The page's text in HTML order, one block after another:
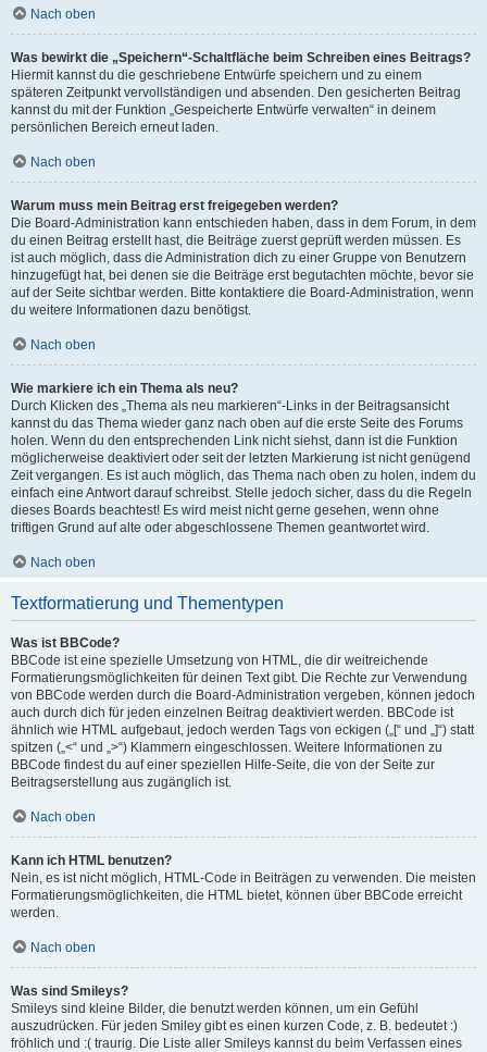
Nach oben
Was bewirkt die „Speichern“-Schaltfläche beim Schreiben eines Beitrags?
Hiermit kannst du die geschriebene Entwürfe speichern und zu einem
späteren Zeitpunkt vervollständigen und absenden. Den gesicherten Beitrag
kannst du mit der Funktion „Gespeicherte Entwürfe verwalten“ in deinem
persönlichen Bereich erneut laden.
Nach oben
Warum muss mein Beitrag erst freigegeben werden?
Die Board-Administration kann entschieden haben, dass in dem Forum, in dem
du einen Beitrag erstellt hast, die Beiträge zuerst geprüft werden müssen. Es
ist auch möglich, dass die Administration dich zu einer Gruppe von Benutzern
hinzugefügt hat, bei denen sie die Beiträge erst begutachten möchte, bevor sie
auf der Seite sichtbar werden. Bitte kontaktiere die Board-Administration, wenn
du weitere Informationen dazu benötigst.
Nach oben
Wie markiere ich ein Thema als neu?
Durch Klicken des „Thema als neu markieren“-Links in der Beitragsansicht
kannst du das Thema wieder ganz nach oben auf die erste Seite des Forums
holen. Wenn du den entsprechenden Link nicht siehst, dann ist die Funktion
möglicherweise deaktiviert oder seit der letzten Markierung ist nicht genügend
Zeit vergangen. Es ist auch möglich, das Thema nach oben zu holen, indem du
einfach eine Antwort darauf schreibst. Stelle jedoch sicher, dass du die Regeln
dieses Boards beachtest! Es wird meist nicht gerne gesehen, wenn ohne
triftigen Grund auf alte oder abgeschlossene Themen geantwortet wird.
Nach oben
Textformatierung und Thementypen
Was ist BBCode?
BBCode ist eine spezielle Umsetzung von HTML, die dir weitreichende
Formatierungsmöglichkeiten für deinen Text gibt. Die Rechte zur Verwendung
von BBCode werden durch die Board-Administration vergeben, können jedoch
auch durch dich für jeden einzelnen Beitrag deaktiviert werden. BBCode ist
ähnlich wie HTML aufgebaut, jedoch werden Tags von eckigen („[“ und „]“) statt
spitzen („<“ und „>“) Klammern eingeschlossen. Weitere Informationen zu
BBCode findest du auf einer speziellen Hilfe-Seite, die von der Seite zur
Beitragserstellung aus zugänglich ist.
Nach oben
Kann ich HTML benutzen?
Nein, es ist nicht möglich, HTML-Code in Beiträgen zu verwenden. Die meisten
Formatierungsmöglichkeiten, die HTML bietet, können über BBCode erreicht
werden.
Nach oben
Was sind Smileys?
Smileys sind kleine Bilder, die benutzt werden können, um ein Gefühl
auszudrücken. Für jeden Smiley gibt es einen kurzen Code, z. B. bedeutet :)
fröhlich und :( traurig. Die Liste aller Smileys kannst du beim Verfassen eines